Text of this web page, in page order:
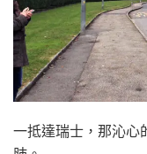
一抵達瑞士，那沁心